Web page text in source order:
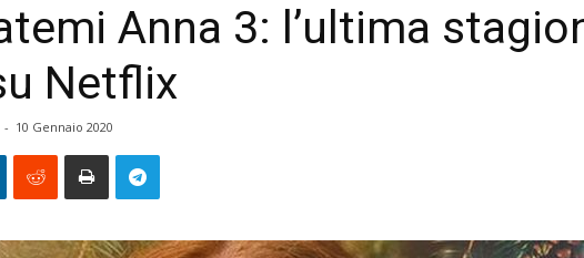
Anna 3: l’ultima
Netflix
- 10 Gennaio 2020